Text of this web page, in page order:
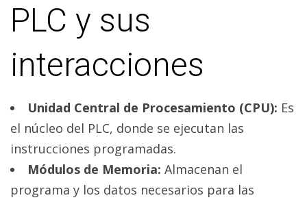
PLC y sus
interacciones
Unidad Central de Procesamiento (CPU): Es
el núcleo del PLC, donde se ejecutan las
instrucciones programadas.
Módulos de Memoria: Almacenan el
programa y los datos necesarios para las